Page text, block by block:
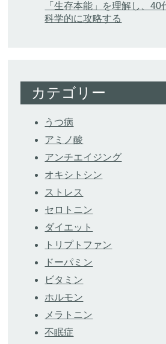
「生存本能」を理解し、
科学的に攻略する
カテゴリー
うつ病
アミノ酸
アンチエイジング
オキシトシン
ストレス
セロトニン
ダイエット
トリプトファン
ドーパミン
ビタミン
ホルモン
メラトニン
不眠症